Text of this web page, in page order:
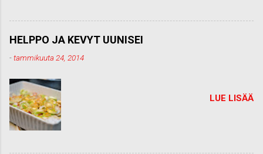
HELPPO JA KEVYT UUNISEI
-tammikuuta 24, 2014
LUE LISÄÄ